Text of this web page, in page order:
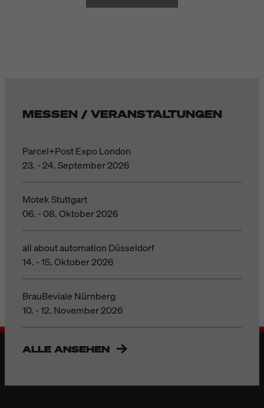
MESSEN / VERANSTALTUNGEN
Parcel+Post Expo London
23. - 24. September 2026
Motek Stuttgart
06. - 08. Oktober 2026
all about automation Düsseldorf
14. - 15. Oktober 2026
BrauBeviale Nürnberg
10. - 12. November 2026
ALLE ANSEHEN